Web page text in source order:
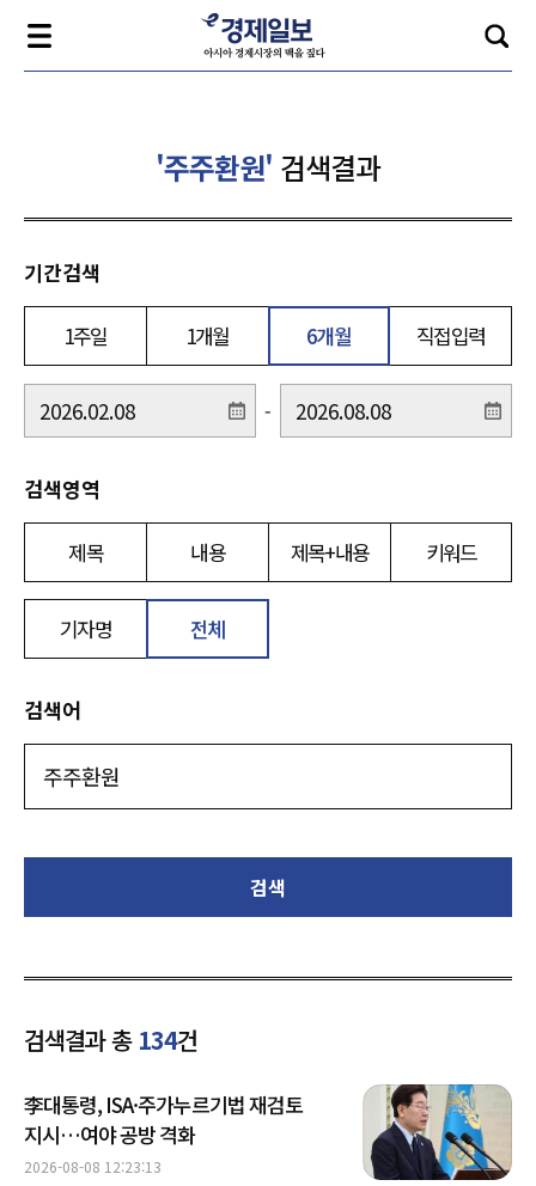
'주주환원' 검색결과
기간검색
1주일 1개월 6개월 직접입력
-
검색영역
제목 내용 제목+내용 키워드
기자명 전체
검색어
검색
검색결과 총 134건
李대통령, ISA·주가누르기법 재검토
지시…여야 공방 격화
2026-08-08 12:23:13